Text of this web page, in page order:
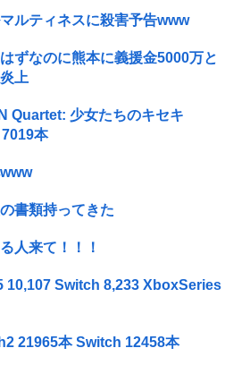
ルティネスに殺害予告www
ずなのに熊本に義援金5000万と
上
Quartet: 少女たちのキセキ
本
書類持ってきた
人来て！！！
10,107 Switch 8,233 XboxSeries
21965本 Switch 12458本